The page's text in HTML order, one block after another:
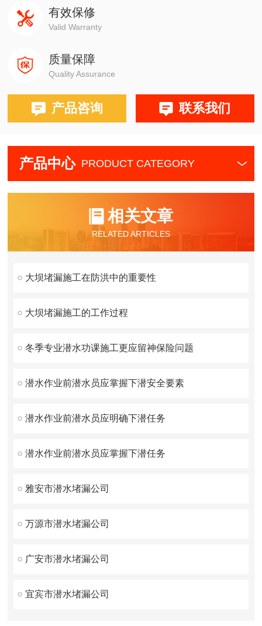
有效保修
Valid Warranty
质量保障
Quality Assurance
产品咨询 联系我们
产品中心 PRODUCT CATEGORY
相关文章
RELATED ARTICLES
大坝堵漏施工在防洪中的重要性
大坝堵漏施工的工作过程
冬季专业潜水功课施工更应留神保险问题
潜水作业前潜水员应掌握下潜安全要素
潜水作业前潜水员应明确下潜任务
潜水作业前潜水员应掌握下潜任务
雅安市潜水堵漏公司
万源市潜水堵漏公司
广安市潜水堵漏公司
宜宾市潜水堵漏公司